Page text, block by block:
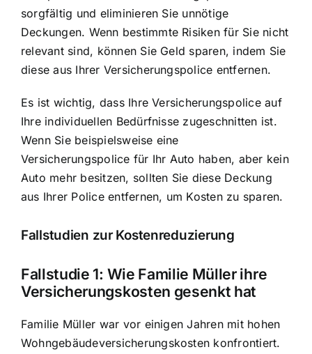
sorgfältig und eliminieren Sie unnötige
Deckungen. Wenn bestimmte Risiken für Sie nicht
relevant sind, können Sie Geld sparen, indem Sie
diese aus Ihrer Versicherungspolice entfernen.
Es ist wichtig, dass Ihre Versicherungspolice auf
Ihre individuellen Bedürfnisse zugeschnitten ist.
Wenn Sie beispielsweise eine
Versicherungspolice für Ihr Auto haben, aber kein
Auto mehr besitzen, sollten Sie diese Deckung
aus Ihrer Police entfernen, um Kosten zu sparen.
Fallstudien zur Kostenreduzierung
Fallstudie 1: Wie Familie Müller ihre
Versicherungskosten gesenkt hat
Familie Müller war vor einigen Jahren mit hohen
Wohngebäudeversicherungskosten konfrontiert.